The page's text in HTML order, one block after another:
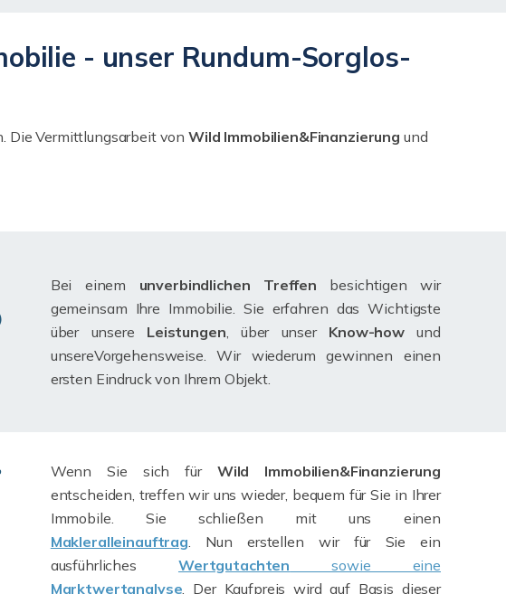
- unser Rundum-Sorglos-
Die Vermittlungsarbeit von Wild Immobilien&Finanzierung und
Bei einem unverbindlichen Treffen besichtigen wir
gemeinsam Ihre Immobilie. Sie erfahren das Wichtigste
über unsere Leistungen, über unser Know-how und
unsereVorgehensweise. Wir wiederum gewinnen einen
ersten Eindruck von Ihrem Objekt.
Wenn Sie sich fürWild Immobilien&Finanzierung
entscheiden, treffen wir uns wieder, bequem für Sie in Ihrer
Immobile. Sie schließen mit uns einen
Makleralleinauftrag. Nun erstellen wir für Sie ein
ausführliches Wertgutachten sowie eine
Marktwertanalyse. Der Kaufpreis wird auf Basis dieser